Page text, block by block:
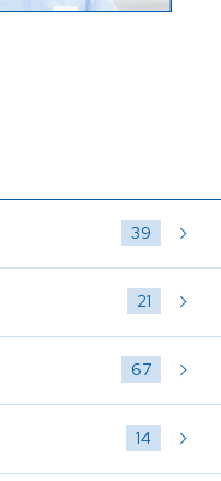
39
21
67
14